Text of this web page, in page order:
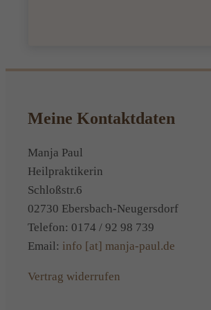
Meine Kontaktdaten
Manja Paul
Heilpraktikerin
Schloßstr.6
02730 Ebersbach-Neugersdorf
Telefon: 0174 / 92 98 739
Email: info [at] manja-paul.de
Vertrag widerrufen